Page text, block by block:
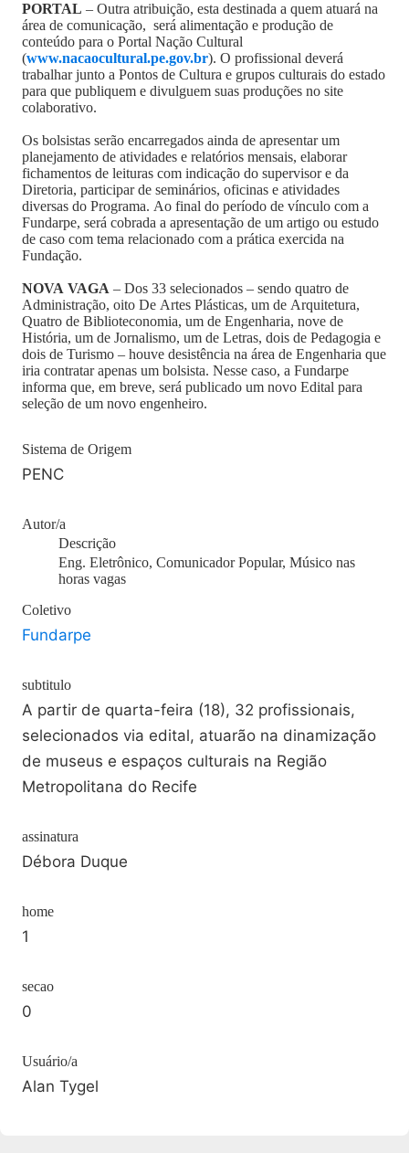
PORTAL – Outra atribuição, esta destinada a quem atuará na
área de comunicação, será alimentação e produção de
conteúdo para o Portal Nação Cultural
(www.nacaocultural.pe.gov.br). O profissional deverá
trabalhar junto a Pontos de Cultura e grupos culturais do estado
para que publiquem e divulguem suas produções no site
colaborativo.
Os bolsistas serão encarregados ainda de apresentar um
planejamento de atividades e relatórios mensais, elaborar
fichamentos de leituras com indicação do supervisor e da
Diretoria, participar de seminários, oficinas e atividades
diversas do Programa. Ao final do período de vínculo com a
Fundarpe, será cobrada a apresentação de um artigo ou estudo
de caso com tema relacionado com a prática exercida na
Fundação.
NOVA VAGA – Dos 33 selecionados – sendo quatro de
Administração, oito De Artes Plásticas, um de Arquitetura,
Quatro de Biblioteconomia, um de Engenharia, nove de
História, um de Jornalismo, um de Letras, dois de Pedagogia e
dois de Turismo – houve desistência na área de Engenharia que
iria contratar apenas um bolsista. Nesse caso, a Fundarpe
informa que, em breve, será publicado um novo Edital para
seleção de um novo engenheiro.
Sistema de Origem
PENC
Autor/a
Descrição
Eng. Eletrônico, Comunicador Popular, Músico nas
horas vagas
Coletivo
Fundarpe
subtitulo
A partir de quarta-feira (18), 32 profissionais,
selecionados via edital, atuarão na dinamização
de museus e espaços culturais na Região
Metropolitana do Recife
assinatura
Débora Duque
home
1
secao
0
Usuário/a
Alan Tygel